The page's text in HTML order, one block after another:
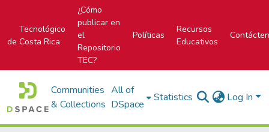
Tecnológico
de Costa Rica
¿Cómo
publicar en
el
Repositorio
TEC?
Políticas
Recursos
Educativos
Communities
& Collections
All of
DSpace
Statistics Log In